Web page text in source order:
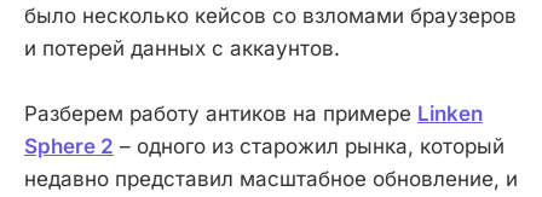
было несколько кейсов со взломами браузеров
и потерей данных с аккаунтов.
Разберем работу антиков на примере Linken
Sphere 2 – одного из старожил рынка, который
недавно представил масштабное обновление, и